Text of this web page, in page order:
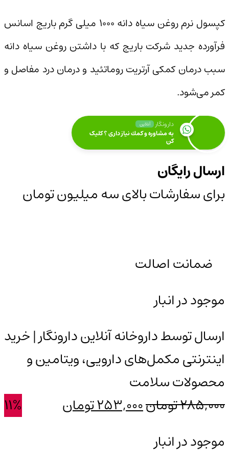
کپسول نرم روغن سیاه دانه ۱۰۰۰ میلی گرم باریج اسانس
فرآورده جدید شرکت باریج که با داشتن روغن سیاه دانه
سبب درمان کمکی آرتریت روماتئید و درمان درد مفاصل و
کمر می‌شود.
دارونگار آنلاین
به مشاوره و كمك نياز داری ؟ کلیک
کن
ارسال رایگان
برای سفارشات بالای سه میلیون تومان
ضمانت اصالت
موجود در انبار
ارسال توسط داروخانه آنلاین دارونگار | خرید
اینترنتی مکمل‌های دارویی، ویتامین و
محصولات سلامت
11%
285,000تومانقیمت
253,000تومان
موجود در انبار